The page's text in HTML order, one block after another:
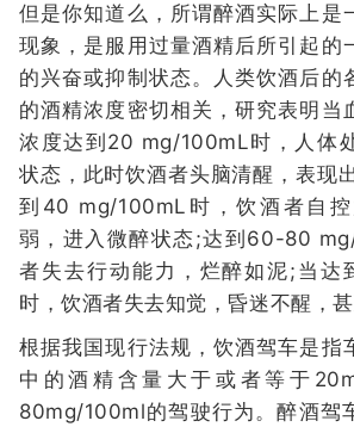
但是你知道么，所谓醉酒实际上是
现象，是服用过量酒精后所引起的
的兴奋或抑制状态。人类饮酒后的
的酒精浓度密切相关，研究表明当
浓度达到20 mg/100mL时，人体
状态，此时饮酒者头脑清醒，表现
到40 mg/100mL时，饮酒者自
弱，进入微醉状态;达到60-80
者失去行动能力，烂醉如泥;当达
时，饮酒者失去知觉，昏迷不醒，甚
根据我国现行法规，饮酒驾车是指
中的酒精含量大于或者等于
80mg/100ml的驾驶行为。醉酒驾